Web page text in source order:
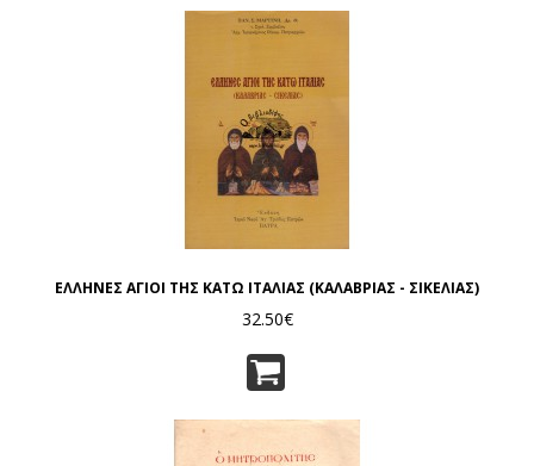
ΕΛΛΗΝΕΣ ΑΓΙΟΙ ΤΗΣ ΚΑΤΩ ΙΤΑΛΙΑΣ (ΚΑΛΑΒΡΙΑΣ - ΣΙΚΕΛΙΑΣ)
32.50€